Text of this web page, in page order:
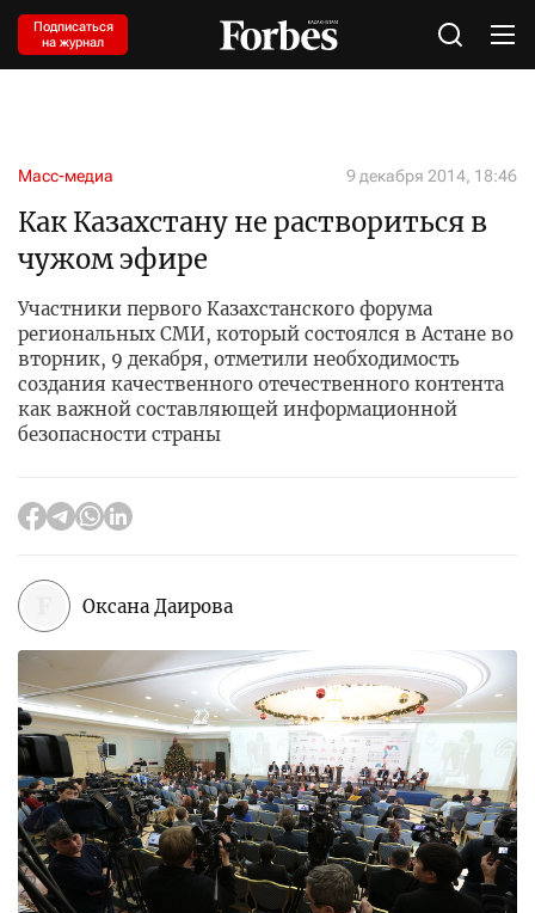
Подписаться
на журнал
Масс-медиа 9 декабря 2014, 18:46
Как Казахстану не раствориться в
чужом эфире
Участники первого Казахстанского форума
региональных СМИ, который состоялся в Астане во
вторник, 9 декабря, отметили необходимость
создания качественного отечественного контента
как важной составляющей информационной
безопасности страны
Оксана Даирова